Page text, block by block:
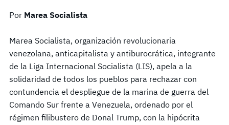
Por Marea Socialista
Marea Socialista, organización revolucionaria
venezolana, anticapitalista y antiburocrática, integrante
de la Liga Internacional Socialista (LIS), apela a la
solidaridad de todos los pueblos para rechazar con
contundencia el despliegue de la marina de guerra del
Comando Sur frente a Venezuela, ordenado por el
régimen filibustero de Donal Trump, con la hipócrita